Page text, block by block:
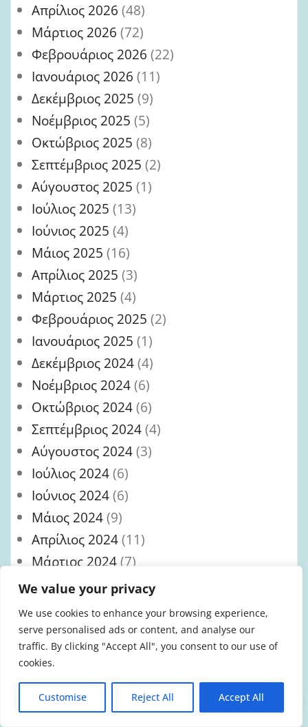
We value your privacy
We use cookies to enhance your browsing experience,
serve personalised ads or content, and analyse our
traffic. By clicking "Accept All", you consent to our use of
cookies.
Customise Reject All Accept All
Απρίλιος 2026 (48)
Μάρτιος 2026 (72)
Φεβρουάριος 2026 (22)
Ιανουάριος 2026 (11)
Δεκέμβριος 2025 (9)
Νοέμβριος 2025 (5)
Οκτώβριος 2025 (8)
Σεπτέμβριος 2025 (2)
Αύγουστος 2025 (1)
Ιούλιος 2025 (13)
Ιούνιος 2025 (4)
Μάιος 2025 (16)
Απρίλιος 2025 (3)
Μάρτιος 2025 (4)
Φεβρουάριος 2025 (2)
Ιανουάριος 2025 (1)
Δεκέμβριος 2024(4)
Νοέμβριος 2024(6)
Οκτώβριος 2024(6)
Σεπτέμβριος 2024(4)
Αύγουστος 2024(3)
Ιούλιος 2024(6)
Ιούνιος 2024(6)
Μάιος 2024(9)
Απρίλιος 2024(11)
Μάρτιος 2024(7)
Φεβρουάριος 2024(2)
Ιανουάριος 2024
Δεκέμβριος 2023(4)
Νοέμβριος 2023(7)
Οκτώβριος 2023
Σεπτέμβριος 2023(6)
Αύγουστος 2023(8)